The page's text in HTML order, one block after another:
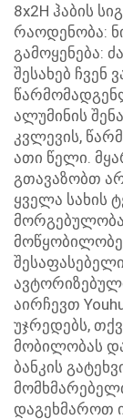
8x2H ჰაბის
რაოდენობა:
გამოყენება:
შესახებ ჩვენ
ალუმინის
კვლევის,
ათი წელი.
გთავაზობთ
ყველა სახის
აირჩევთ
უჯრედებს,
მობილობას
ბანკის
დაგეხმაროთ